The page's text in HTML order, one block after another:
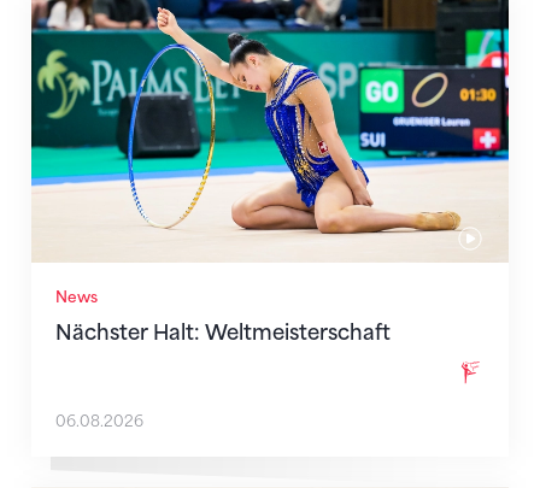
News
Nächster Halt: Weltmeisterschaft
Nächster Halt: Weltmeisterschaft
06.08.2026